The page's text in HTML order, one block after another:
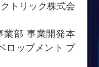
トリック株式会
業部 事業開発本
ロップメント プ